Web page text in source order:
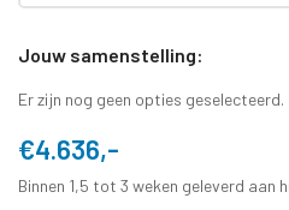
Jouw samenstelling:
Er zijn nog geen opties geselecteerd.
€4.636,-
Binnen 1,5 tot 3 weken geleverd aan